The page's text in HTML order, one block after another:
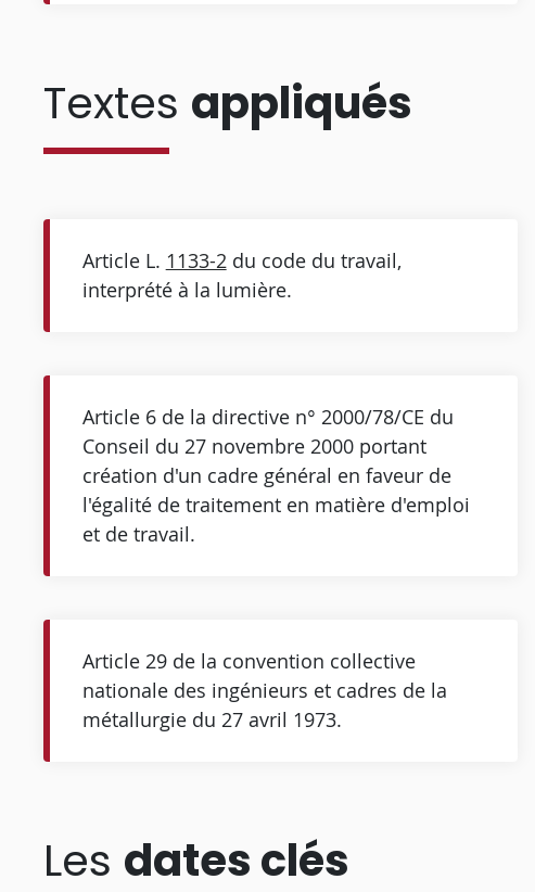
Textes appliqués
Article L. 1133-2du code du travail,
interprété à la lumière.
Article 6 de la directive n° 2000/78/CE du
Conseil du 27 novembre 2000 portant
création d'un cadre général en faveur de
l'égalité de traitement en matière d'emploi
et de travail.
Article 29 de la convention collective
nationale des ingénieurs et cadres de la
métallurgie du 27 avril 1973.
Les dates clés